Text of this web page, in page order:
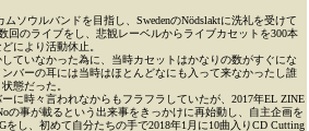
ソウルバンドを目指し、SwedenのNödslaktに洗礼を受けて
回のライブをし、悲観レーベルからライブカセットを300本
により活動休止。
ていなかった為に、当時カセットはかなりの数がすぐにな
バーの耳には当時はほとんどなにも入って来なかったし誰
態だった。
に時々言われなからもフラフラしていたが、2017年EL ZINE
の事が載るという出来事をきっかけに再始動し、自主企画を
をし、初めて自分たちの手で2018年1月に10曲入りCD Cutting